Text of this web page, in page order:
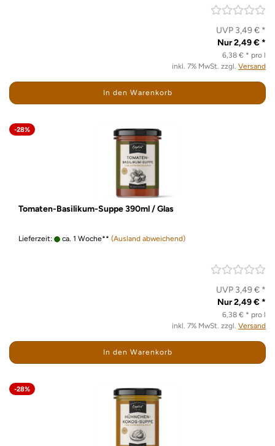
UVP 3,49 € *
Nur 2,49 € *
6,38 € * pro l
inkl. 7% MwSt. zzgl. Versand
In den Warenkorb
-28%
Tomaten-Basilikum-Suppe 390ml / Glas
Lieferzeit: ca. 1 Woche** (Ausland abweichend)
UVP 3,49 € *
Nur 2,49 € *
6,38 € * pro l
inkl. 7% MwSt. zzgl. Versand
In den Warenkorb
-28%